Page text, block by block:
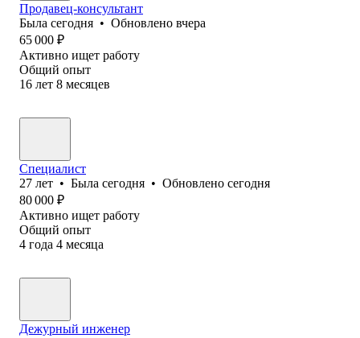
Продавец-консультант
Была сегодня • Обновлено вчера
65 000 ₽
Активно ищет работу
Общий опыт
16 лет 8 месяцев
Специалист
27 лет • Была сегодня • Обновлено сегодня
80 000 ₽
Активно ищет работу
Общий опыт
4 года 4 месяца
Дежурный инженер